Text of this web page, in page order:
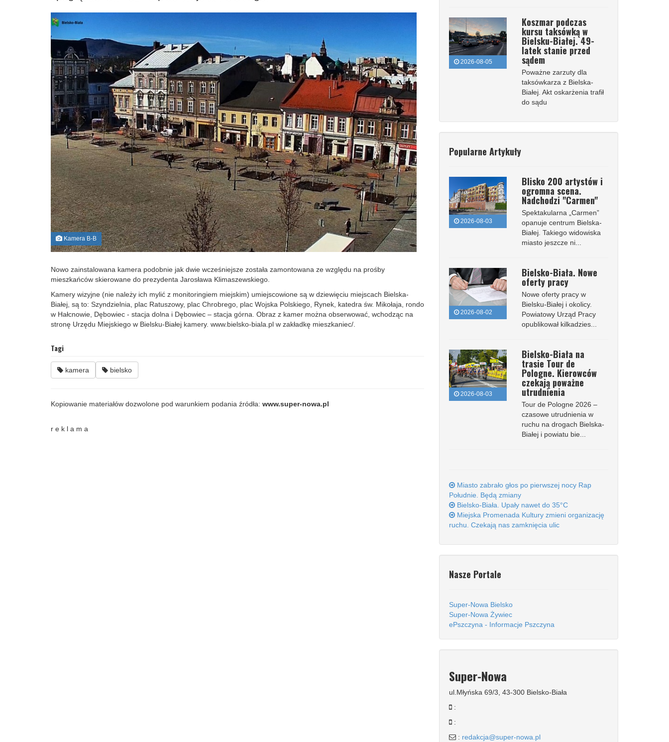
Kamera B-B
Nowo zainstalowana kamera podobnie jak dwie wcześniejsze została zamontowana ze względu na prośby
mieszkańców skierowane do prezydenta Jarosława Klimaszewskiego.
Kamery wizyjne (nie należy ich mylić z monitoringiem miejskim) umiejscowione są w dziewięciu miejscach Bielska-
Białej, są to: Szyndzielnia, plac Ratuszowy, plac Chrobrego, plac Wojska Polskiego, Rynek, katedra św. Mikołaja, rondo
w Hałcnowie, Dębowiec - stacja dolna i Dębowiec – stacja górna. Obraz z kamer można obserwować, wchodząc na
stronę Urzędu Miejskiego w Bielsku-Białej kamery. www.bielsko-biala.pl w zakładkę mieszkaniec/.
Tagi
kamera bielsko
Kopiowanie materiałów dozwolone pod warunkiem podania źródła: www.super-nowa.pl
r e k l a m a
2026-08-05
Koszmar podczas
kursu taksówką w
Bielsku-Białej. 49-
latek stanie przed
sądem
Poważne zarzuty dla
taksówkarza z Bielska-
Białej. Akt oskarżenia trafił
do sądu
Popularne Artykuły
2026-08-03
Blisko 200 artystów i
ogromna scena.
Nadchodzi "Carmen"
Spektakularna „Carmen”
opanuje centrum Bielska-
Białej. Takiego widowiska
miasto jeszcze ni...
2026-08-02
Bielsko-Biała. Nowe
oferty pracy
Nowe oferty pracy w
Bielsku-Białej i okolicy.
Powiatowy Urząd Pracy
opublikował kilkadzies...
2026-08-03
Bielsko-Biała na
trasie Tour de
Pologne. Kierowców
czekają poważne
utrudnienia
Tour de Pologne 2026 –
czasowe utrudnienia w
ruchu na drogach Bielska-
Białej i powiatu bie...
Miasto zabrało głos po pierwszej nocy Rap
Południe. Będą zmiany
Bielsko-Biała. Upały nawet do 35°C
Miejska Promenada Kultury zmieni organizację
ruchu. Czekają nas zamknięcia ulic
Nasze Portale
Super-Nowa Bielsko
Super-Nowa Żywiec
ePszczyna - Informacje Pszczyna
Super-Nowa
ul.Młyńska 69/3, 43-300 Bielsko-Biała
:
:
: redakcja@super-nowa.pl